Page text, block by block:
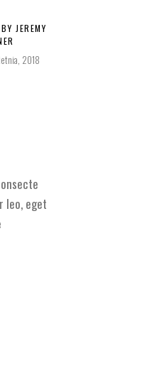
JEREMY
2018
leo, eget